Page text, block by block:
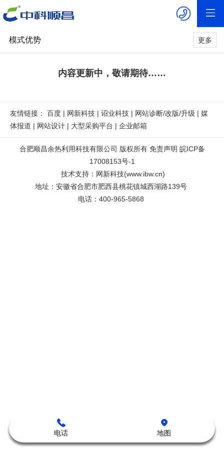
更多
模式优势
内容更新中，敬请期待……
友情链接： 百度 | 网新科技 | 诏业科技 | 网站诊断/改版/升级 | 媒
体报道 | 网站设计 | 大型采购平台 | 企业邮箱
合肥顺昌余热利用科技有限公司 版权所有 免责声明 皖ICP备
17008153号-1
技术支持 ： 网新科技(www.ibw.cn)
地址： 安徽省合肥市肥西县桃花镇城西湖路139号
电话：400-965-5868
电话 地图